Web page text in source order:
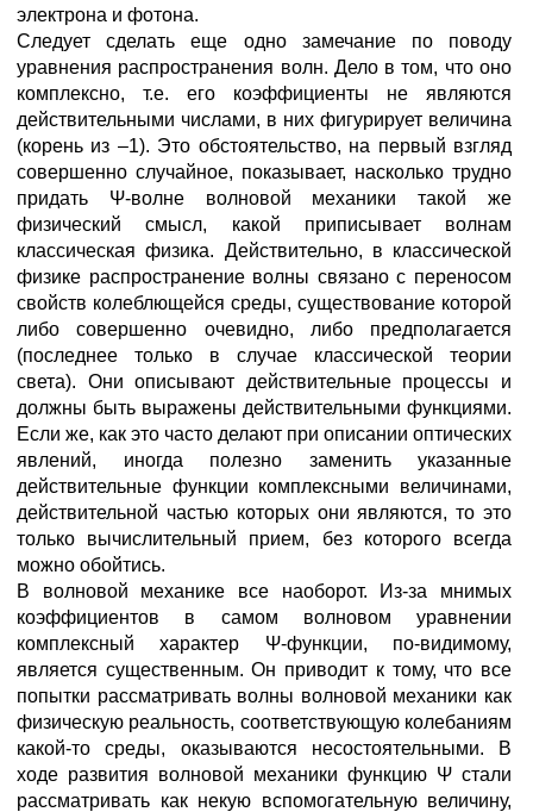
электрона и фотона.
Следует сделать еще одно замечание по поводу
уравнения распространения волн. Дело в том, что оно
комплексно, т.е. его коэффициенты не являются
действительными числами, в них фигурирует величина
(корень из –1). Это обстоятельство, на первый взгляд
совершенно случайное, показывает, насколько трудно
придать Ψ-волне волновой механики такой же
физический смысл, какой приписывает волнам
классическая физика. Действительно, в классической
физике распространение волны связано с переносом
свойств колеблющейся среды, существование которой
либо совершенно очевидно, либо предполагается
(последнее только в случае классической теории
света). Они описывают действительные процессы и
должны быть выражены действительными функциями.
Если же, как это часто делают при описании оптических
явлений, иногда полезно заменить указанные
действительные функции комплексными величинами,
действительной частью которых они являются, то это
только вычислительный прием, без которого всегда
можно обойтись.
В волновой механике все наоборот. Из-за мнимых
коэффициентов в самом волновом уравнении
комплексный характер Ψ-функции, по-видимому,
является существенным. Он приводит к тому, что все
попытки рассматривать волны волновой механики как
физическую реальность, соответствующую колебаниям
какой-то среды, оказываются несостоятельными. В
ходе развития волновой механики функцию Ψ стали
рассматривать как некую вспомогательную величину,